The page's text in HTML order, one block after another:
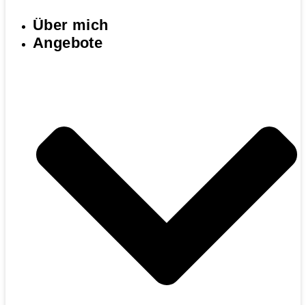
Über mich
Angebote